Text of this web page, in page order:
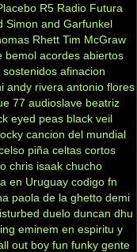
R5 Radio Futura
Simon and Garfunkel
Rhett Tim McGraw
bemol acordes abiertos
sostenidos afinacion
andy rivera antonio flores
77 audioslave beatriz
eyed peas black veil
cancion del mundial
piña celtas cortos
chris isaak chucho
en Uruguay codigo fn
paola de la ghetto demi
duelo duncan dhu
eminem en espiritu y
out boy fun funky gente